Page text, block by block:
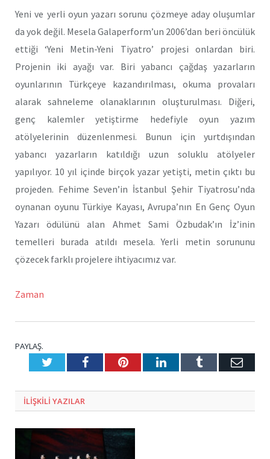
Yeni ve yerli oyun yazarı sorunu çözmeye aday oluşumlar
da yok değil. Mesela Galaperform’un 2006’dan beri öncülük
ettiği ‘Yeni Metin-Yeni Tiyatro’ projesi onlardan biri.
Projenin iki ayağı var. Biri yabancı çağdaş yazarların
oyunlarının Türkçeye kazandırılması, okuma provaları
alarak sahneleme olanaklarının oluşturulması. Diğeri,
genç kalemler yetiştirme hedefiyle oyun yazım
atölyelerinin düzenlenmesi. Bunun için yurtdışından
yabancı yazarların katıldığı uzun soluklu atölyeler
yapılıyor. 10 yıl içinde birçok yazar yetişti, metin çıktı bu
projeden. Fehime Seven’in İstanbul Şehir Tiyatrosu’nda
oynanan oyunu Türkiye Kayası, Avrupa’nın En Genç Oyun
Yazarı ödülünü alan Ahmet Sami Özbudak’ın İz’inin
temelleri burada atıldı mesela. Yerli metin sorununu
çözecek farklı projelere ihtiyacımız var.
Zaman
PAYLAŞ.
TwitterFacebookPinterestLinkedInTumblr E-
ILIŞKILI YAZILAR